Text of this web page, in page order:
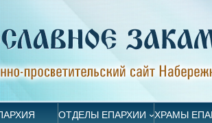
ОТДЕЛЫ ЕПАРХИИ ХРАМЫ